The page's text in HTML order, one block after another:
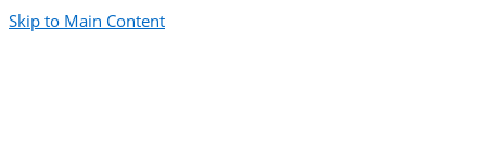
Skip to Main Content